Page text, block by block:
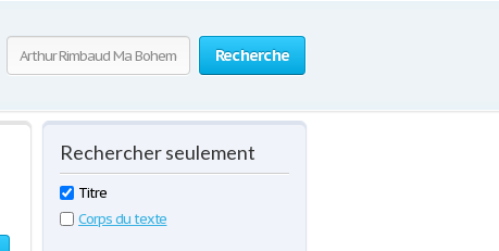
Recherche
Rechercher seulement
Titre
Corps du texte